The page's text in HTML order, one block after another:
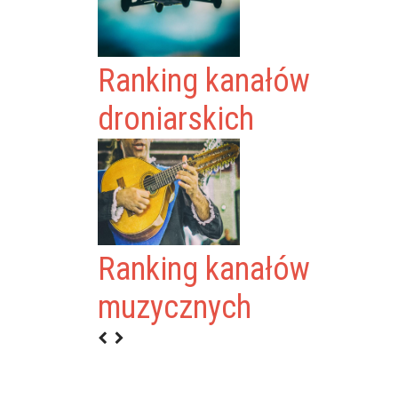
Ranking kanałów
droniarskich
Ranking kanałów
muzycznych
PL)